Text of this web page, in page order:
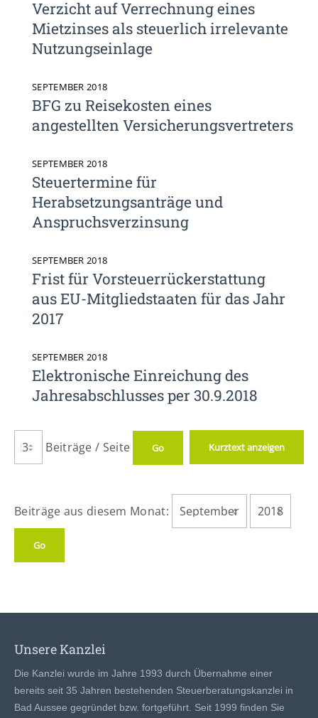
+44 1234 567 890
Drop us a line
info@yourdomain.com
Verzicht auf Verrechnung eines
Mietzinses als steuerlich irrelevante
Nutzungseinlage
SEPTEMBER 2018
BFG zu Reisekosten eines
angestellten Versicherungsvertreters
SEPTEMBER 2018
Steuertermine für
Herabsetzungsanträge und
Anspruchsverzinsung
SEPTEMBER 2018
Frist für Vorsteuerrückerstattung
aus EU-Mitgliedstaaten für das Jahr
2017
SEPTEMBER 2018
Elektronische Einreichung des
Jahresabschlusses per 30.9.2018
Beiträge / Seite Kurztext anzeigen
Beiträge aus diesem Monat:
Unsere Kanzlei
Die Kanzlei wurde im Jahre 1993 durch Übernahme einer
bereits seit 35 Jahren bestehenden Steuerberatungskanzlei in
Bad Aussee gegründet bzw. fortgeführt. Seit 1999 finden Sie